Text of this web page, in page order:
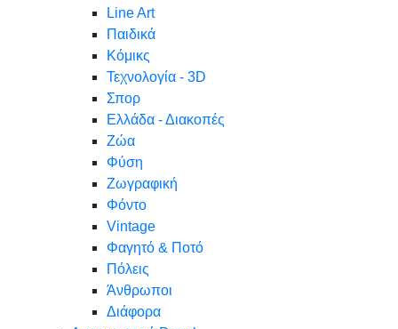
Line Art
Παιδικά
Κόμικς
Τεχνολογία - 3D
Σπορ
Ελλάδα - Διακοπές
Ζώα
Φύση
Ζωγραφική
Φόντο
Vintage
Φαγητό & Ποτό
Πόλεις
Άνθρωποι
Διάφορα